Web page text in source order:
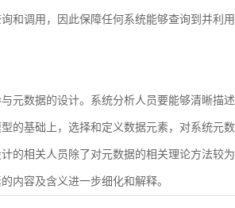
和调用，因此保障任何系统能够查询到并利用
元数据的设计。系统分析人员要能够清晰描述
的基础上，选择和定义数据元素，对系统元数
的相关人员除了对元数据的相关理论方法较为
内容及含义进一步细化和解释。